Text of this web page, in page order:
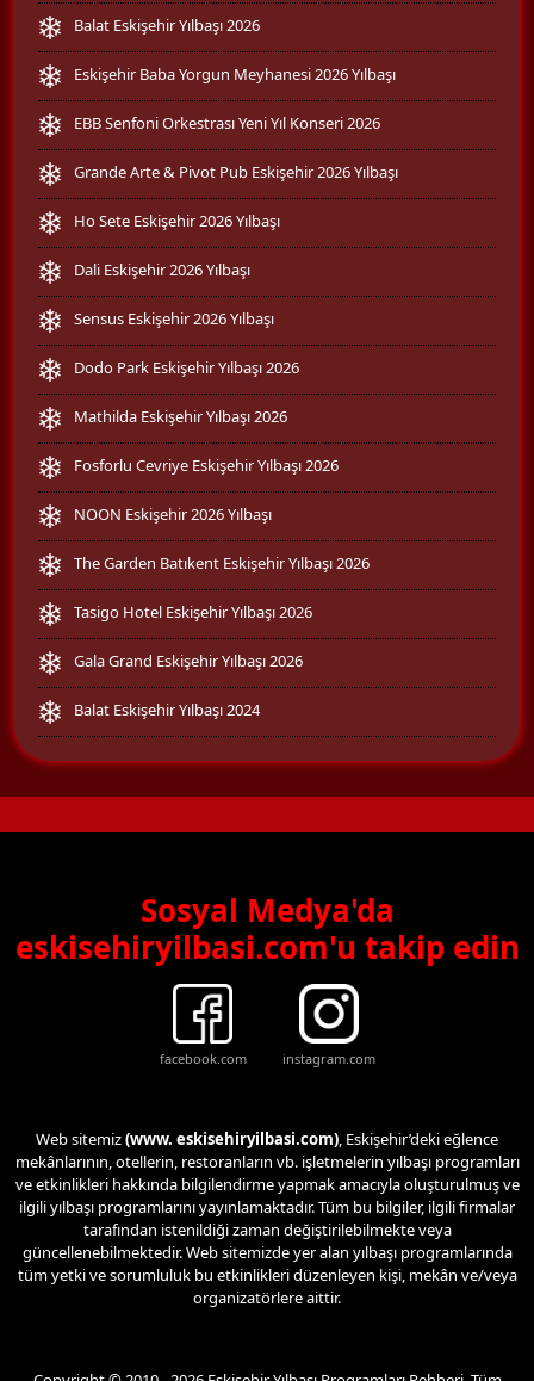
Balat Eskişehir Yılbaşı 2026
Eskişehir Baba Yorgun Meyhanesi 2026 Yılbaşı
EBB Senfoni Orkestrası Yeni Yıl Konseri 2026
Grande Arte & Pivot Pub Eskişehir 2026 Yılbaşı
Ho Sete Eskişehir 2026 Yılbaşı
Dali Eskişehir 2026 Yılbaşı
Sensus Eskişehir 2026 Yılbaşı
Dodo Park Eskişehir Yılbaşı 2026
Mathilda Eskişehir Yılbaşı 2026
Fosforlu Cevriye Eskişehir Yılbaşı 2026
NOON Eskişehir 2026 Yılbaşı
The Garden Batıkent Eskişehir Yılbaşı 2026
Tasigo Hotel Eskişehir Yılbaşı 2026
Gala Grand Eskişehir Yılbaşı 2026
Balat Eskişehir Yılbaşı 2024
Sosyal Medya'da
eskisehiryilbasi.com'u takip edin
facebook.com instagram.com
Web sitemiz(www. eskisehiryilbasi.com), Eskişehir’deki eğlence
mekânlarının, otellerin, restoranların vb. işletmelerin yılbaşı programları
ve etkinlikleri hakkında bilgilendirme yapmak amacıyla oluşturulmuş ve
ilgili yılbaşı programlarını yayınlamaktadır. Tüm bu bilgiler, ilgili firmalar
tarafından istenildiği zaman değiştirilebilmekte veya
güncellenebilmektedir. Web sitemizde yer alan yılbaşı programlarında
tüm yetki ve sorumluluk bu etkinlikleri düzenleyen kişi, mekân ve/veya
organizatörlere aittir.